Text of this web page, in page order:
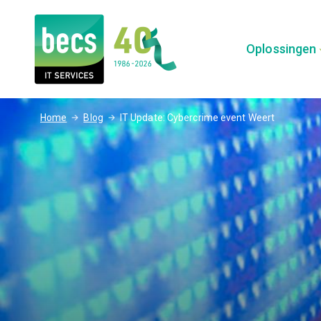
Oplossingen
Home / Blog / IT Update: Cybercrime event Weert